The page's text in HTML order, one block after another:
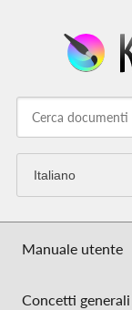
Manuale utente
Concetti generali